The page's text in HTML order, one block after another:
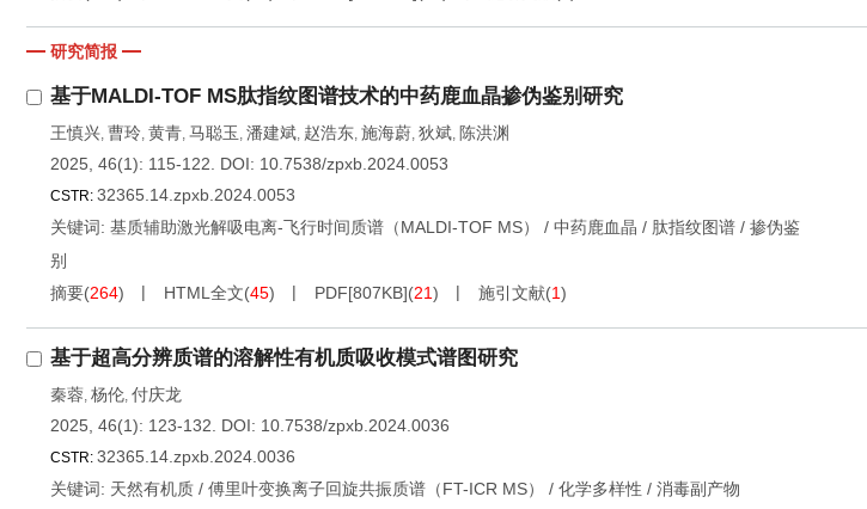
研究简报
基于MALDI-TOF MS肽指纹图谱技术的中药鹿血晶掺伪鉴别研究
王慎兴, 曹玲, 黄青, 马聪玉 , 潘建斌, 赵浩东, 施海蔚, 狄斌, 陈洪渊
2025, 46(1): 115-122.
DOI: 10.7538/zpxb.2024.0053
CSTR: 32365.14.zpxb.2024.0053
关键词: 基质辅助激光解吸电离-飞行时间质谱（MALDI-TOF MS） / 中药鹿血晶 / 肽指纹图谱 / 掺伪鉴
别
摘要(264) HTML全文(45) PDF[807KB](21) 施引文献(1)
基于超高分辨质谱的溶解性有机质吸收模式谱图研究
秦蓉, 杨伦, 付庆龙
2025, 46(1): 123-132.
DOI: 10.7538/zpxb.2024.0036
CSTR: 32365.14.zpxb.2024.0036
关键词: 天然有机质 / 傅里叶变换离子回旋共振质谱（FT-ICR MS） / 化学多样性 / 消毒副产物